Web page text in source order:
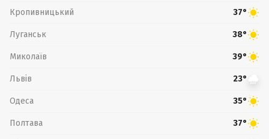
Кропивницький 37°
Луганськ 38°
Миколаїв 39°
Львів 23°
Одеса 35°
Полтава 37°